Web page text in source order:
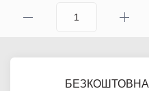
БЕЗКОШТОВНА